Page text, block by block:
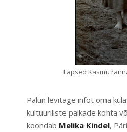
Lapsed Käsmu
Palun levitage infot oma
kultuuriliste paikade kohta
koondab Melika Kindel,